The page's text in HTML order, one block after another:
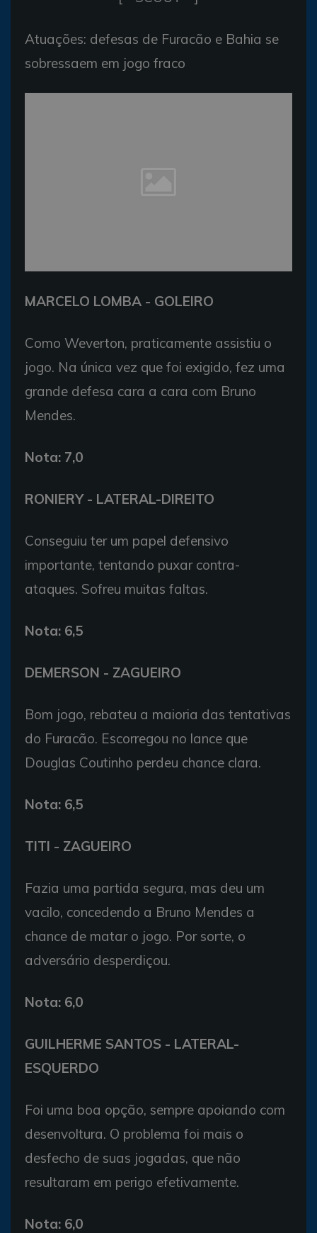
Atuações: defesas de Furacão e Bahia se
sobressaem em jogo fraco
MARCELO LOMBA - GOLEIRO
Como Weverton, praticamente assistiu o
jogo. Na única vez que foi exigido, fez uma
grande defesa cara a cara com Bruno
Mendes.
Nota: 7,0
RONIERY - LATERAL-DIREITO
Conseguiu ter um papel defensivo
importante, tentando puxar contra-
ataques. Sofreu muitas faltas.
Nota: 6,5
DEMERSON - ZAGUEIRO
Bom jogo, rebateu a maioria das tentativas
do Furacão. Escorregou no lance que
Douglas Coutinho perdeu chance clara.
Nota: 6,5
TITI - ZAGUEIRO
Fazia uma partida segura, mas deu um
vacilo, concedendo a Bruno Mendes a
chance de matar o jogo. Por sorte, o
adversário desperdiçou.
Nota: 6,0
GUILHERME SANTOS - LATERAL-
ESQUERDO
Foi uma boa opção, sempre apoiando com
desenvoltura. O problema foi mais o
desfecho de suas jogadas, que não
resultaram em perigo efetivamente.
Nota: 6,0